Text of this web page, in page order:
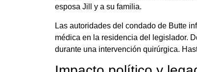
esposa Jill y a su familia.
Las autoridades del condado de Butte
médica en la residencia del legislador.
durante una intervención quirúrgica.